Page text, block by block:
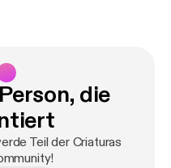
#teatro
evadominguez.com
die
Teil der Criaturas